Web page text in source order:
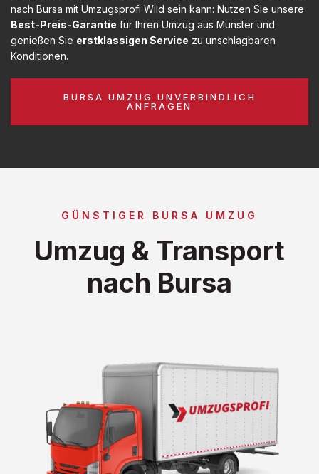
nach Bursa mit Umzugsprofi Wild sein kann: Nutzen Sie unsere
Best-Preis-Garantie für Ihren Umzug aus Münster und
genießen Sie erstklassigen Service zu unschlagbaren
Konditionen.
BURSA UMZUG UNVERBINDLICH
ANFRAGEN
GÜNSTIGER BURSA UMZUG
Umzug & Transport
nach Bursa